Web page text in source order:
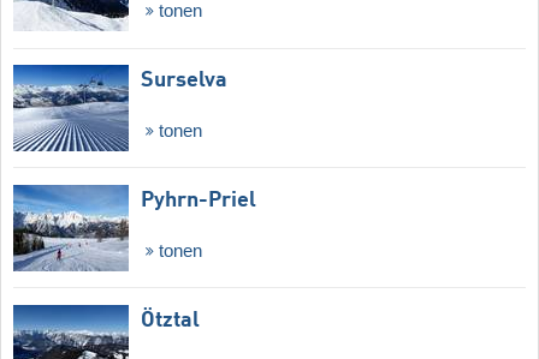
tonen
Surselva
tonen
Pyhrn-Priel
tonen
Ötztal